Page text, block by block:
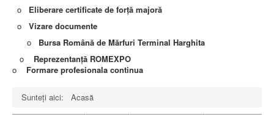
o Eliberare certificate de forță majoră
o Vizare documente
o Bursa Română de Mărfuri Terminal Harghita
o Reprezentanță ROMEXPO
o Formare profesionala continua
Sunteți aici: Acasă